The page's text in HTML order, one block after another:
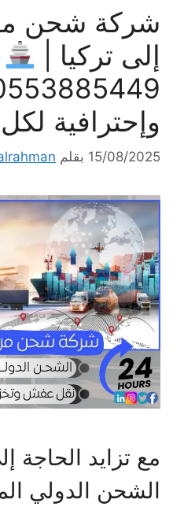
شركة شحن
إلى تركيا |
وإحترافية
15/08/2025 بقلم
مع تزايد الحاجة
الشحن الدولي